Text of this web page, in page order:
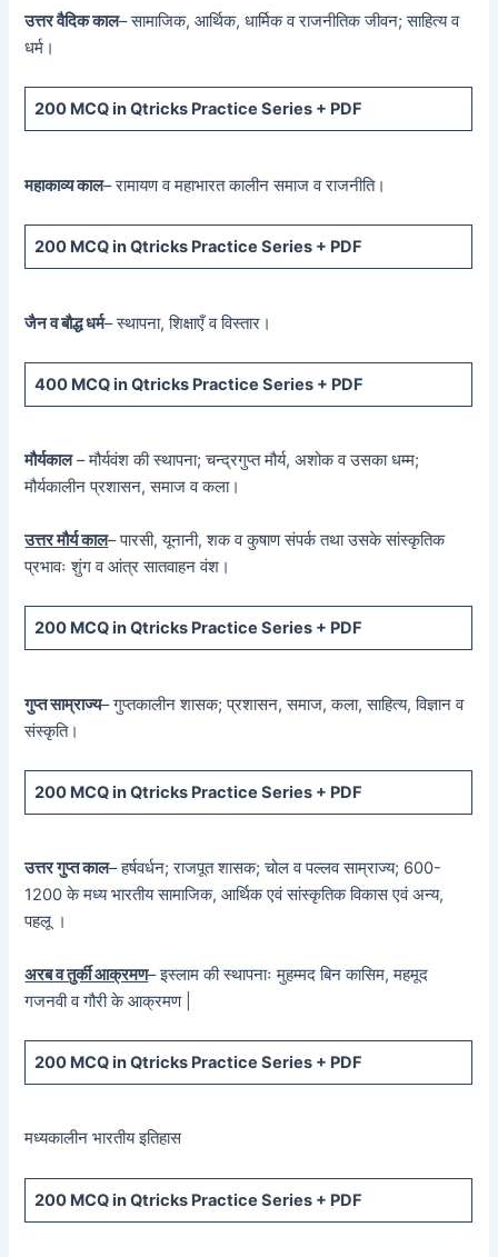
उत्तर वैदिक काल– सामाजिक, आर्थिक, धार्मिक व राजनीतिक जीवन; साहित्य व
धर्म।
200 MCQin Qtricks Practice Series + PDF
महाकाव्य काल– रामायण व महाभारत कालीन समाज व राजनीति।
200 MCQin Qtricks Practice Series + PDF
जैन व बौद्ध धर्म– स्थापना, शिक्षाएँ व विस्तार।
400 MCQin Qtricks Practice Series + PDF
मौर्यकाल– मौर्यवंश की स्थापना; चन्द्रगुप्त मौर्य, अशोक व उसका धम्म;
मौर्यकालीन प्रशासन, समाज व कला।
उत्तर मौर्य काल– पारसी, यूनानी, शक व कुषाण संपर्क तथा उसके सांस्कृतिक
प्रभावः शुंग व आंत्र सातवाहन वंश।
200 MCQ in Qtricks Practice Series + PDF
गुप्त साम्राज्य– गुप्तकालीन शासक; प्रशासन, समाज, कला, साहित्य, विज्ञान व
संस्कृति।
200 MCQ in Qtricks Practice Series + PDF
उत्तर गुप्त काल– हर्षवर्धन; राजपूत शासक; चोल व पल्लव साम्राज्य; 600-
1200 के मध्य भारतीय सामाजिक, आर्थिक एवं सांस्कृतिक विकास एवं अन्य,
पहलू ।
अरब व तुर्की आक्रमण– इस्लाम की स्थापनाः मुहम्मद बिन कासिम, महमूद
गजनवी व गौरी के आक्रमण |
200 MCQ in Qtricks Practice Series + PDF
मध्यकालीन भारतीय इतिहास
200 MCQ in Qtricks Practice Series + PDF